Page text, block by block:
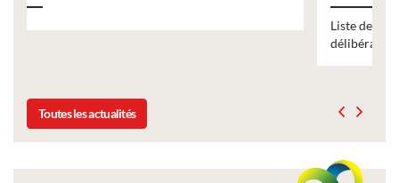
délibération du conseil municipal du 19 décembre 2025
Toutes les actualités